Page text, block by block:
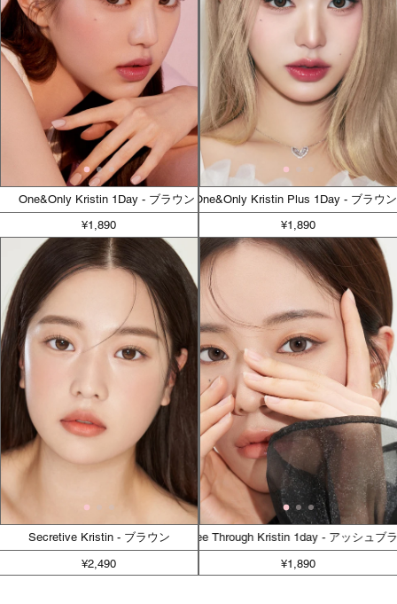
One&Only Kristin 1Day - ブラウン
¥1,890
One&Only Kristin Plus 1Day - ブラウ
¥1,890
Secretive Kristin - ブラウン
¥2,490
新ver.See Through Kristin 1day - アッシュ
¥1,890